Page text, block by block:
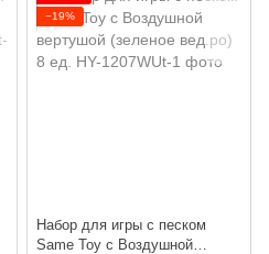
−19%
Набор для игры с песком
Same Toy с Воздушной